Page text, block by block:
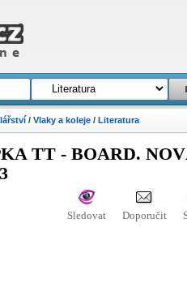
/ Vlaky a koleje/ Literatura
TT - BOARD.
Sledovat Doporučit